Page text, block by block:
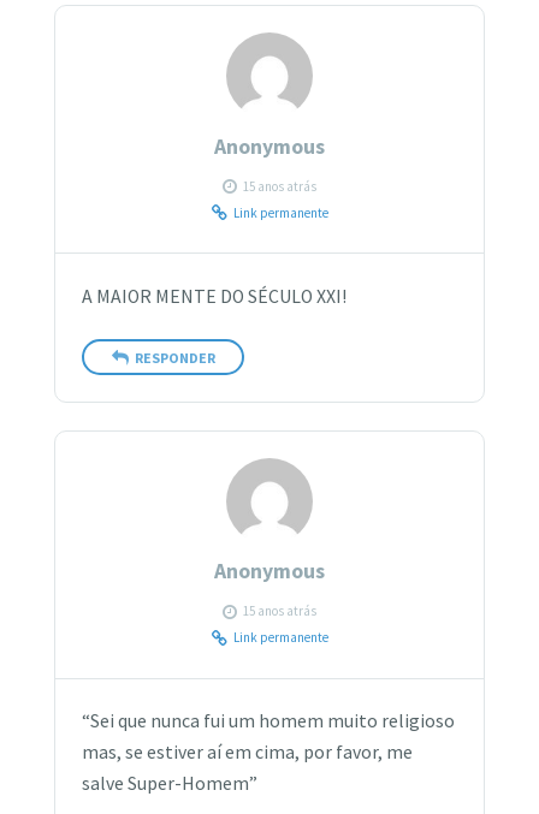
Anonymous
15 anos atrás
Link permanente
A MAIOR MENTE DO SÉCULO XXI!
RESPONDER
Anonymous
15 anos atrás
Link permanente
“Sei que nunca fui um homem muito religioso
mas, se estiver aí em cima, por favor, me
salve Super-Homem”